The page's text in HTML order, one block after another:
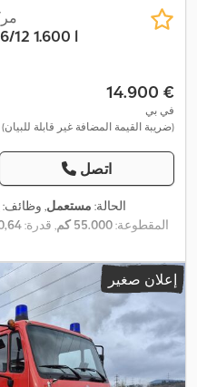
12 1.600 l
‏14.900 €
في بي
(ضريبة القيمة المضافة غير قابلة للبيان)
اتصل
الحالة: مستعمل, وظائف:
المقطوعة:55.000 كم , قدرة:170,64
, وقود:ديزل, لون:أحمر, نوع
1991, معدات: إعلان صغير